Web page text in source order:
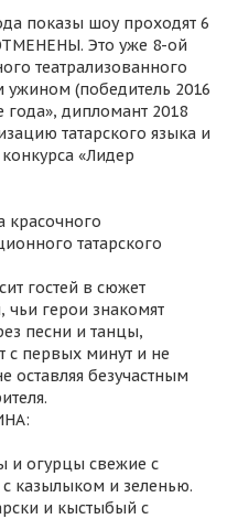
показы шоу проходят 6
Это уже 8-ой
театрализованного
ужином (победитель 2016
дипломант 2018
татарского языка и
«Лидер
красочного
татарского
гостей в сюжет
чьи герои знакомят
песни и танцы,
с первых минут и не
оставляя безучастным
и огурцы свежие с
казылыком и зеленью.
и кыстыбый с